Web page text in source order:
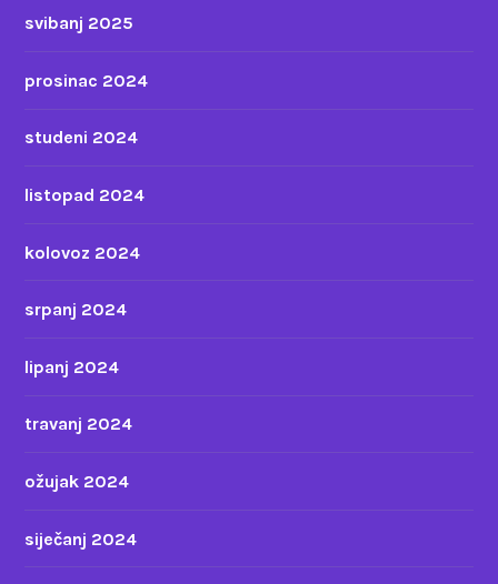
svibanj 2025
prosinac 2024
studeni 2024
listopad 2024
kolovoz 2024
srpanj 2024
lipanj 2024
travanj 2024
ožujak 2024
siječanj 2024